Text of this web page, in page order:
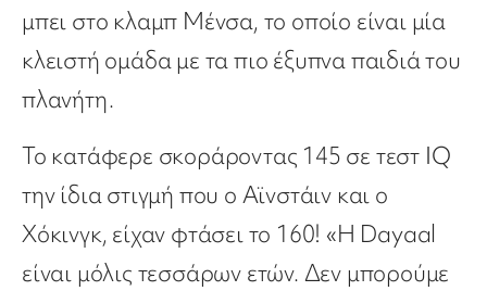
μπει στο κλαμπ Μένσα, το οποίο είναι μία
κλειστή ομάδα με τα πιο έξυπνα παιδιά του
πλανήτη.
Το κατάφερε σκοράροντας 145 σε τεστ IQ
την ίδια στιγμή που ο Αϊνστάιν και ο
Χόκινγκ, είχαν φτάσει το 160! «Η Dayaal
είναι μόλις τεσσάρων ετών. Δεν μπορούμε